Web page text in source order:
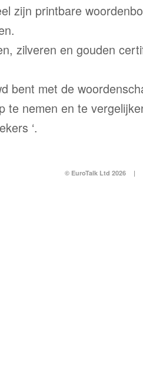
zijn printbare
zilveren en gouden
bent met de
te nemen en te
‘.
© EuroTalk Ltd 2026 |